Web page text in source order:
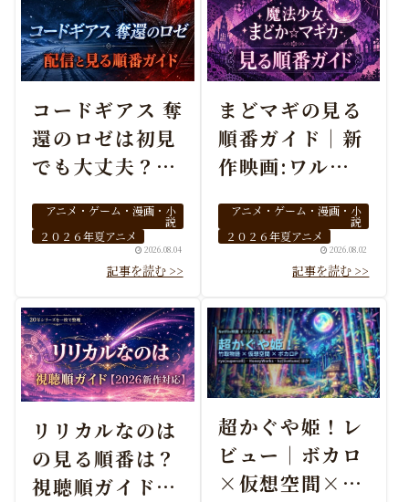
コードギアス 奪
還のロゼは初見
でも大丈夫？配
2026.08.04
アニメ・ゲーム・漫画・小
説
２０２６年夏アニメ
まどマギの見る
順番ガイド｜新
作映画:ワルプ
に観る4作
2026.08.02
アニメ・ゲーム・漫画・小
説
２０２６年夏アニメ
リリカルなのは
の見る順番は？
視聴順ガイド
超かぐや姫！レ
ビュー｜ボカロ
×仮想空間×か